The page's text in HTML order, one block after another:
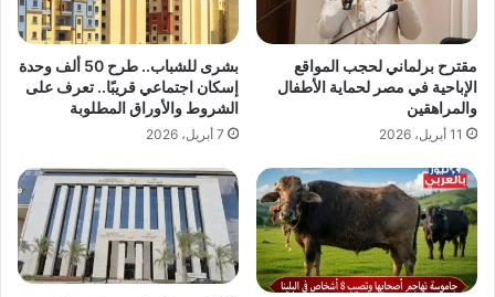
مقترح برلماني لحجب المواقع
الإباحية في مصر لحماية الأطفال
والمراهقين
11 أبريل، 2026
بشرى للشباب.. طرح 50 ألف وحدة
إسكان اجتماعي قريبًا.. تعرف على
الشروط والأوراق المطلوبة
7 أبريل، 2026